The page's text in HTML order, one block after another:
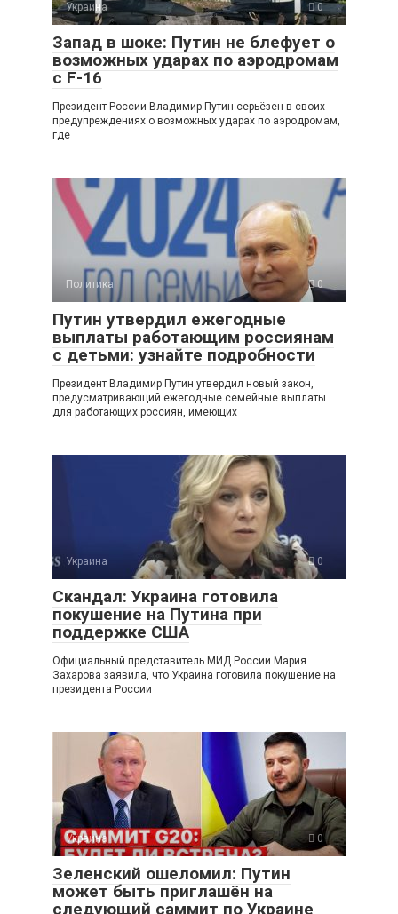
Украина 0
Запад в шоке: Путин не блефует о
возможных ударах по аэродромам
с F-16
Президент России Владимир Путин серьёзен в своих
предупреждениях о возможных ударах по аэродромам,
где
Политика 0
Путин утвердил ежегодные
выплаты работающим россиянам
с детьми: узнайте подробности
Президент Владимир Путин утвердил новый закон,
предусматривающий ежегодные семейные выплаты
для работающих россиян, имеющих
Украина 0
Скандал: Украина готовила
покушение на Путина при
поддержке США
Официальный представитель МИД России Мария
Захарова заявила, что Украина готовила покушение на
президента России
Украина 0
Зеленский ошеломил: Путин
может быть приглашён на
следующий саммит по Украине